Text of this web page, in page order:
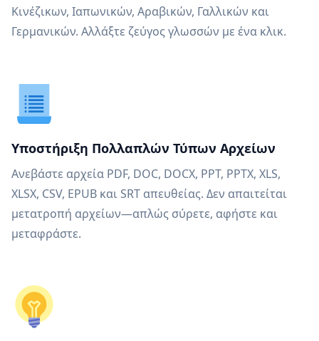
Κινέζικων, Ιαπωνικών, Αραβικών, Γαλλικών και
Γερμανικών. Αλλάξτε ζεύγος γλωσσών με ένα κλικ.
Υποστήριξη Πολλαπλών Τύπων Αρχείων
Ανεβάστε αρχεία PDF, DOC, DOCX, PPT, PPTX, XLS,
XLSX, CSV, EPUB και SRT απευθείας. Δεν απαιτείται
μετατροπή αρχείων—απλώς σύρετε, αφήστε και
μεταφράστε.